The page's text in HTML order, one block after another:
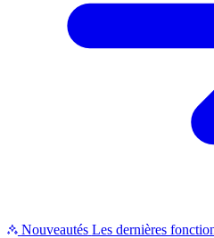
Nouveautés Les dernières